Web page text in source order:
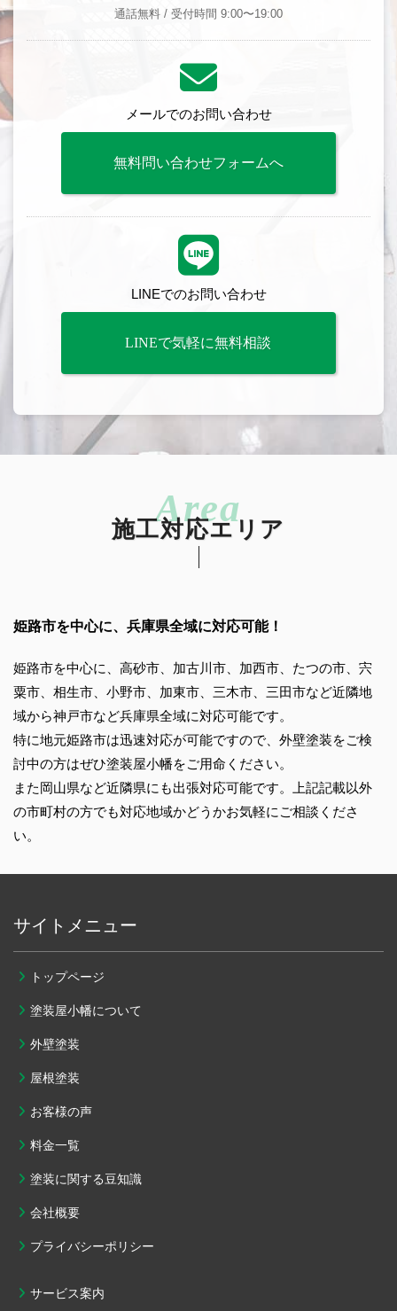
通話無料 / 受付時間 9:00〜19:00
メールでのお問い合わせ
無料問い合わせフォームへ
LINEでのお問い合わせ
LINEで気軽に無料相談
施工対応エリア
姫路市を中心に、兵庫県全域に対応可能！
姫路市を中心に、高砂市、加古川市、加西市、たつの市、宍
粟市、相生市、小野市、加東市、三木市、三田市など近隣地
域から神戸市など兵庫県全域に対応可能です。
特に地元姫路市は迅速対応が可能ですので、外壁塗装をご検
討中の方はぜひ塗装屋小幡をご用命ください。
また岡山県など近隣県にも出張対応可能です。上記記載以外
の市町村の方でも対応地域かどうかお気軽にご相談くださ
い。
サイトメニュー
トップページ
塗装屋小幡について
外壁塗装
屋根塗装
お客様の声
料金一覧
塗装に関する豆知識
会社概要
プライバシーポリシー
サービス案内